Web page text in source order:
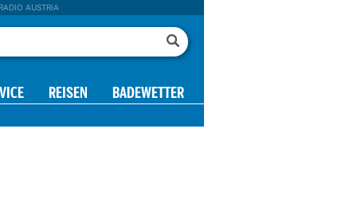
RADIO AUSTRIA
REISEN BADEWETTER